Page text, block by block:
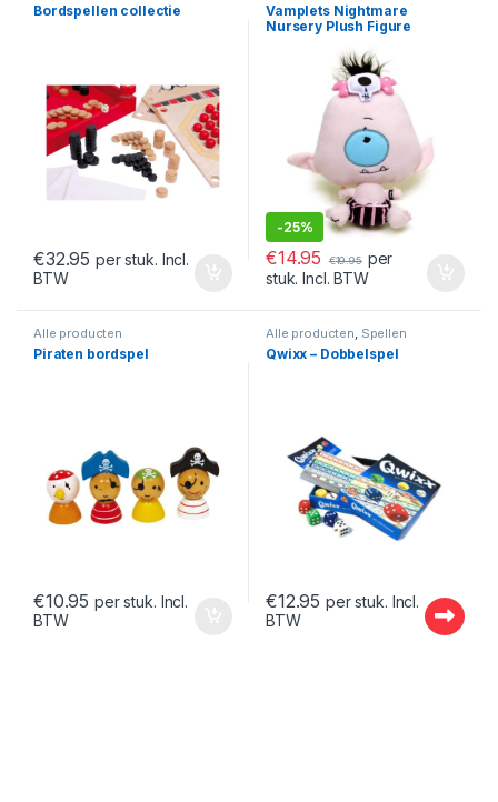
Bordspellen collectie
€32.95 per stuk. Incl.
BTW
Vamplets Nightmare
Nursery Plush Figure
-25%
€14.95 €19.95 per
stuk. Incl. BTW
Alle producten
Piraten bordspel
€10.95 per stuk. Incl.
BTW
Alle producten, Spellen
Qwixx – Dobbelspel
€12.95 per stuk. Incl.
BTW